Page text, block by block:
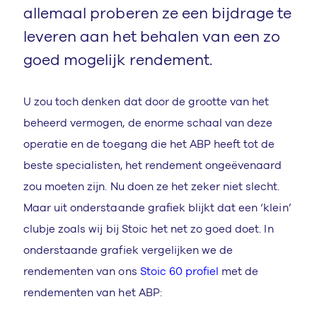
allemaal proberen ze een bijdrage te
leveren aan het behalen van een zo
goed mogelijk rendement.
U zou toch denken dat door de grootte van het
beheerd vermogen, de enorme schaal van deze
operatie en de toegang die het ABP heeft tot de
beste specialisten, het rendement ongeëvenaard
zou moeten zijn. Nu doen ze het zeker niet slecht.
Maar uit onderstaande grafiek blijkt dat een ‘klein’
clubje zoals wij bij Stoic het net zo goed doet. In
onderstaande grafiek vergelijken we de
rendementen van ons Stoic 60 profiel met de
rendementen van het ABP: